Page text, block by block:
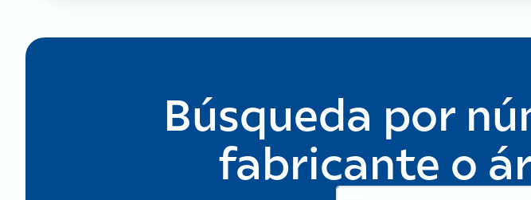
Búsqueda por
fabricante o